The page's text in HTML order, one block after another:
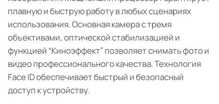
плавную и быструю работу в любых сценариях
использования. Основная камера с тремя
объективами, оптической стабилизацией и
функцией “Киноэффект” позволяет снимать фото и
видео профессионального качества. Технология
Face ID обеспечивает быстрый и безопасный
доступ к устройству.